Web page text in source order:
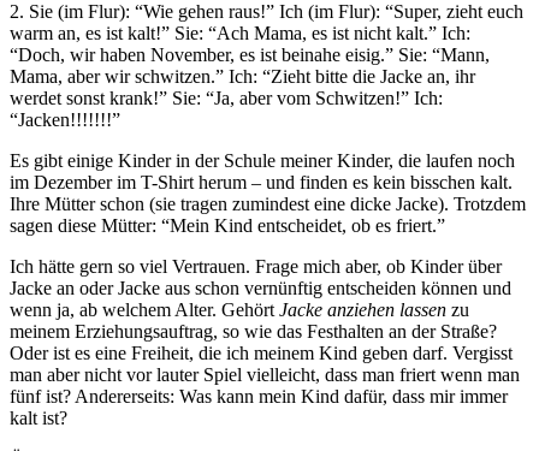
2. Sie (im Flur): “Wie gehen raus!” Ich (im Flur): “Super, zieht euch
warm an, es ist kalt!” Sie: “Ach Mama, es ist nicht kalt.” Ich:
“Doch, wir haben November, es ist beinahe eisig.” Sie: “Mann,
Mama, aber wir schwitzen.” Ich: “Zieht bitte die Jacke an, ihr
werdet sonst krank!” Sie: “Ja, aber vom Schwitzen!” Ich:
“Jacken!!!!!!!”
Es gibt einige Kinder in der Schule meiner Kinder, die laufen noch
im Dezember im T-Shirt herum – und finden es kein bisschen kalt.
Ihre Mütter schon (sie tragen zumindest eine dicke Jacke). Trotzdem
sagen diese Mütter: “Mein Kind entscheidet, ob es friert.”
Ich hätte gern so viel Vertrauen. Frage mich aber, ob Kinder über
Jacke an oder Jacke aus schon vernünftig entscheiden können und
wenn ja, ab welchem Alter. GehörtJacke anziehen lassen zu
meinem Erziehungsauftrag, so wie das Festhalten an der Straße?
Oder ist es eine Freiheit, die ich meinem Kind geben darf. Vergisst
man aber nicht vor lauter Spiel vielleicht, dass man friert wenn man
fünf ist? Andererseits: Was kann mein Kind dafür, dass mir immer
kalt ist?